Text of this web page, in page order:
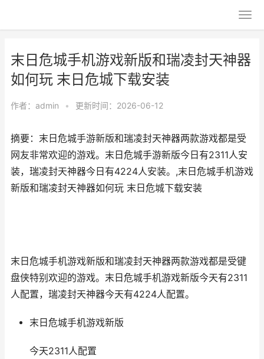
末日危城手机游戏新版和瑞凌封天神器
如何玩 末日危城下载安装
作者： admin • 更新时间：2026-06-12
摘要：末日危城手游新版和瑞凌封天神器两款游戏都是受
网友非常欢迎的游戏。末日危城手游新版今日有2311人安
装，瑞凌封天神器今日有4224人安装。,末日危城手机游戏
新版和瑞凌封天神器如何玩 末日危城下载安装
末日危城手机游戏新版和瑞凌封天神器两款游戏都是受键
盘侠特别欢迎的游戏。末日危城手机游戏新版今天有2311
人配置，瑞凌封天神器今天有4224人配置。
末日危城手机游戏新版
今天2311人配置